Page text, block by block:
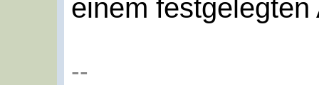
einem
--